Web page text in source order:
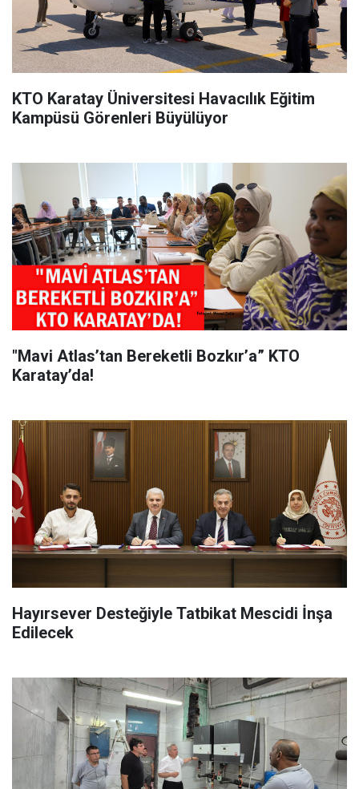
KTO Karatay Üniversitesi Havacılık Eğitim
Kampüsü Görenleri Büyülüyor
"Mavi Atlas’tan Bereketli Bozkır’a” KTO
Karatay’da!
Hayırsever Desteğiyle Tatbikat Mescidi İnşa
Edilecek